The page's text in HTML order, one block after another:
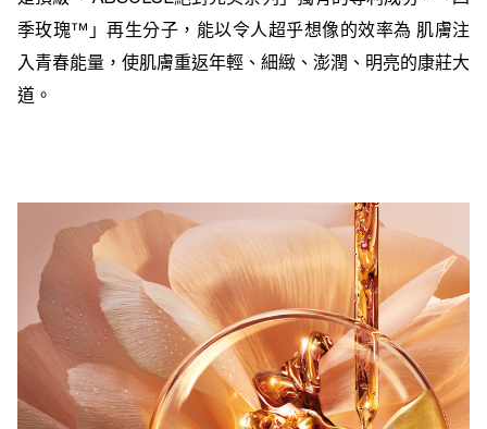
季玫瑰™」再生分子，能以令人超乎想像的效率為 肌膚注
入青春能量，使肌膚重返年輕、細緻、澎潤、明亮的康莊大
道。